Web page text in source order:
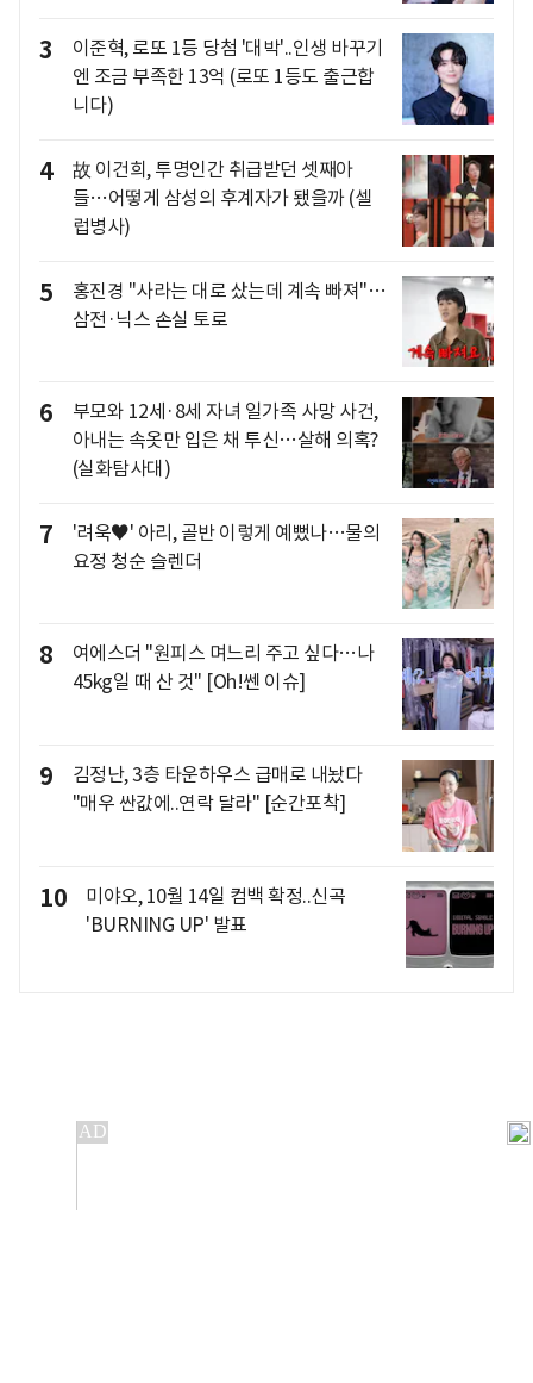
3
이준혁, 로또 1등 당첨 '대박'..인생 바꾸기
엔 조금 부족한 13억 (로또 1등도 출근합
니다)
4
故 이건희, 투명인간 취급받던 셋째아
들…어떻게 삼성의 후계자가 됐을까 (셀
럽병사)
5
홍진경 "사라는 대로 샀는데 계속 빠져"…
삼전·닉스 손실 토로
6
부모와 12세·8세 자녀 일가족 사망 사건,
아내는 속옷만 입은 채 투신…살해 의혹?
(실화탐사대)
7
'려욱♥' 아리, 골반 이렇게 예뻤나…물의
요정 청순 슬렌더
8
여에스더 "원피스 며느리 주고 싶다…나
45kg일 때 산 것" [Oh!쎈 이슈]
9
김정난, 3층 타운하우스 급매로 내놨다
"매우 싼값에..연락 달라" [순간포착]
10
미야오, 10월 14일 컴백 확정..신곡
'BURNING UP' 발표